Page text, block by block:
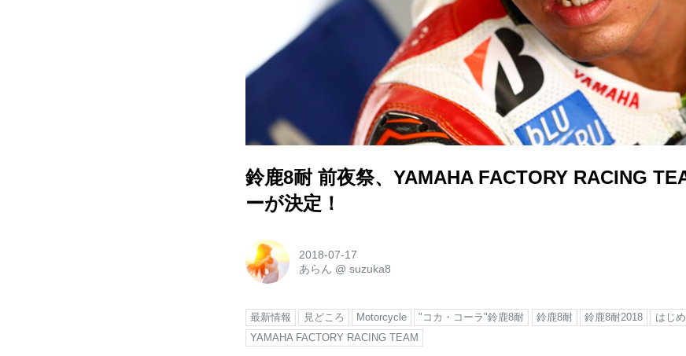
鈴鹿8耐 前夜祭、YAMAHA FACTORY RACING
ーが決定！
2018-07-17
あらん @suzuka8
最新情報 見どころ Motorcycle "コカ・コーラ"鈴鹿8耐 鈴鹿8耐 鈴鹿8耐2018
はじ
YAMAHA FACTORY RACING TEAM